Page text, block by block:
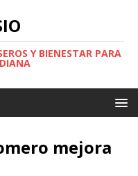
Y BIENESTAR PARA
mejora